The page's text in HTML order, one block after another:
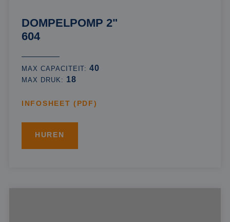
DOMPELPOMP 2"
604
MAX CAPACITEIT:40
MAX DRUK: 18
INFOSHEET (PDF)
HUREN